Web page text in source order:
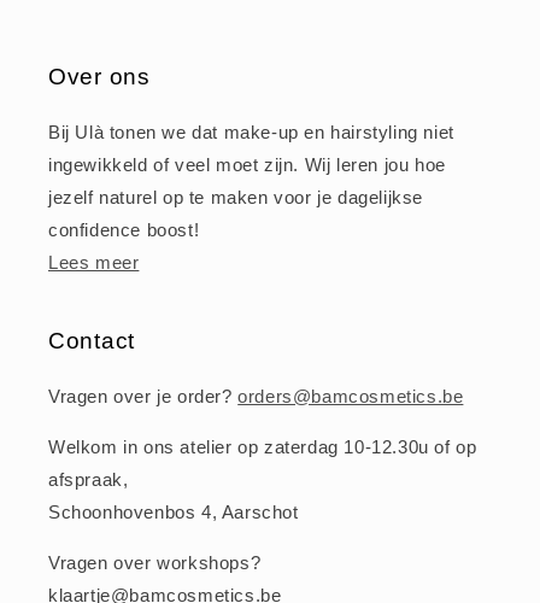
Over ons
Bij Ulà tonen we dat make-up en hairstyling niet
ingewikkeld of veel moet zijn. Wij leren jou hoe
jezelf naturel op te maken voor je dagelijkse
confidence boost!
Lees meer
Contact
Vragen over je order?orders@bamcosmetics.be
Welkom in ons atelier op zaterdag 10-12.30u of op
afspraak,
Schoonhovenbos 4, Aarschot
Vragen over workshops?
klaartje@bamcosmetics.be